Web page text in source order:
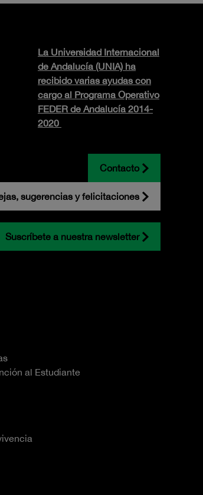
La Universidad Internacional
de Andalucía (UNIA) ha
recibido varias ayudas con
cargo al Programa Operativo
FEDER de Andalucía 2014-
2020
Contacto
sugerencias y felicitaciones
Suscríbete a nuestra newsletter
al Estudiante